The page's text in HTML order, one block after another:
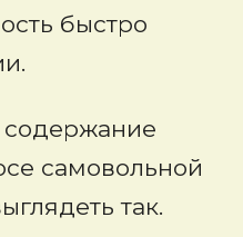
быстро
самовольной
так.